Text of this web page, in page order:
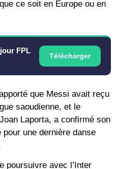
ce soit en Europe ou en
FPL
Télécharger
que Messi avait reçu
saoudienne, et le
Laporta, a confirmé son
une dernière danse
poursuivre avec l’Inter